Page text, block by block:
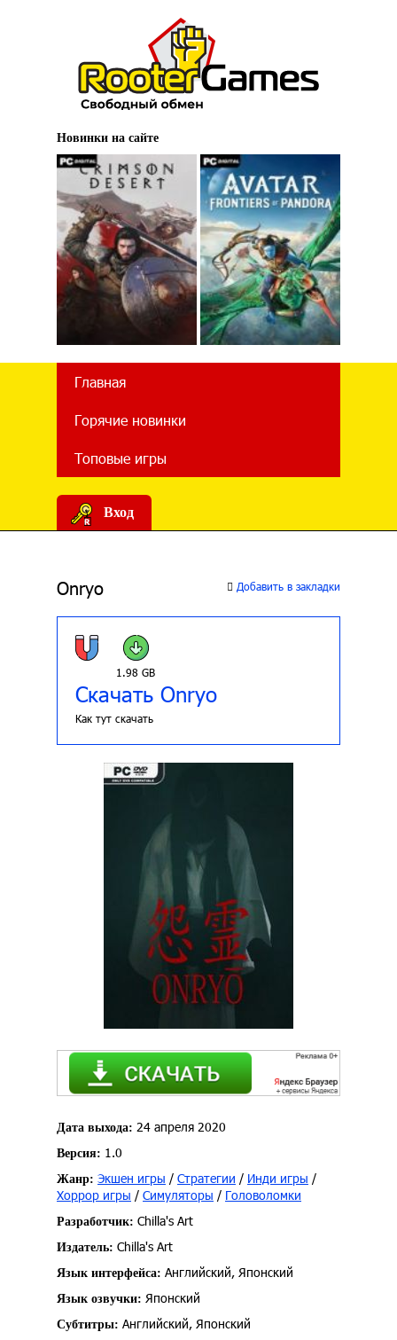
Новинки на сайте
Главная
Горячие новинки
Топовые игры
Вход
Onryo Добавить в закладки
1.98 GB
Скачать Onryo
Как тут скачать
Дата выхода: 24 апреля 2020
Версия: 1.0
Жанр: Экшен игры / Стратегии / Инди игры /
Хоррор игры / Симуляторы / Головоломки
Разработчик: Chilla's Art
Издатель: Chilla's Art
Язык интерфейса: Английский, Японский
Язык озвучки: Японский
Субтитры: Английский, Японский